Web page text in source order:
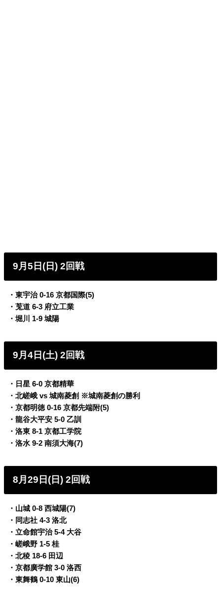
9月5日(日) 2回戦
・東宇治 0-16 京都国際(5)
・莵道 6-3 府立工業
・堀川 1-9 城陽
9月4日(土) 2回戦
・日星 6-0 京都精華
・北嵯峨 vs 城南菱創 ※城南菱創の勝利
・京都明徳 0-16 京都先端附(5)
・龍谷大平安 5-0 乙訓
・洛東 8-1 京都工学院
・洛水 9-2 南須大海(7)
8月29日(日) 2回戦
・山城 0-8 西城陽(7)
・同志社 4-3 洛北
・立命館宇治 5-4 大谷
・嵯峨野 1-5 桂
・北稜 18-6 田辺
・京都廣学館 3-0 洛西
・東舞鶴 0-10 東山(6)